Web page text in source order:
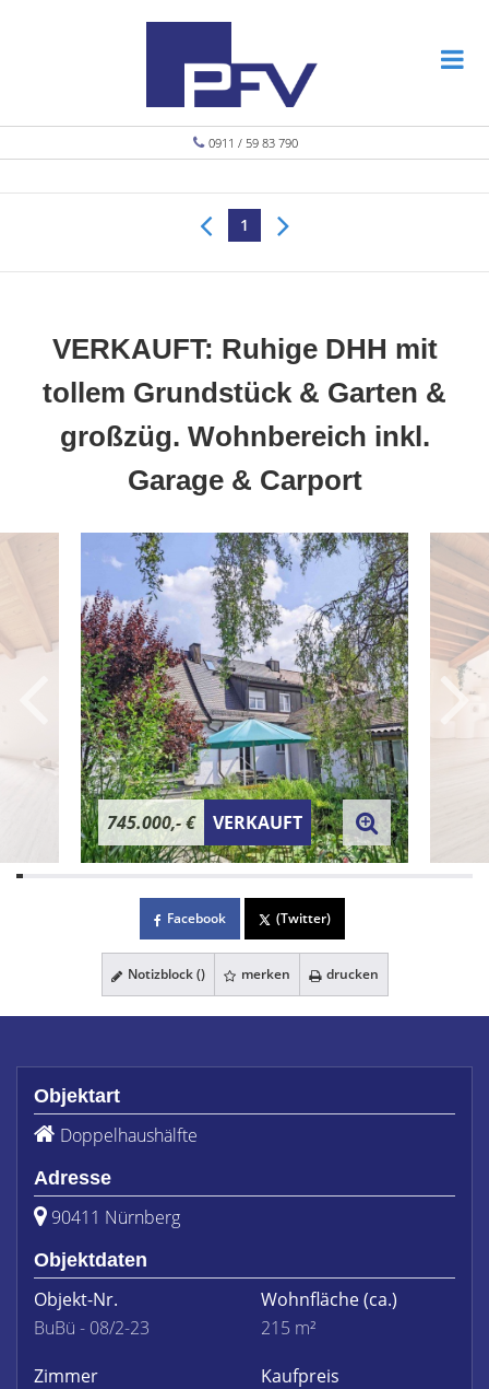
0911 / 59 83 790
1
VERKAUFT: Ruhige DHH mit
tollem Grundstück & Garten &
großzüg. Wohnbereich inkl.
Garage & Carport
745.000,- € VERKAUFT
Facebook (Twitter)
Notizblock () merken drucken
Objektart
Doppelhaushälfte
Adresse
90411 Nürnberg
Objektdaten
Objekt-Nr.
BuBü - 08/2-23
Wohnfläche(ca.)
215 m²
Zimmer
Kaufpreis